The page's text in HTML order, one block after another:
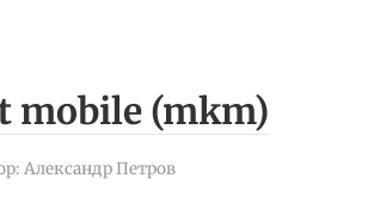
mobile (mkm)
Александр Петров